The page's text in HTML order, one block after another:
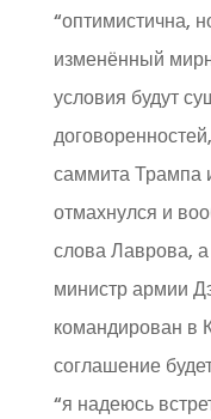
“оптимистична,
изменённый
условия будут
саммита Трампа
отмахнулся и
слова Лаврова, а
министр армии
командирован в
соглашение
“я надеюсь